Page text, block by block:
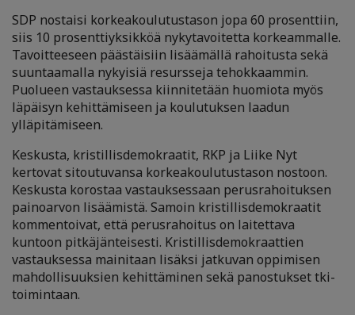
SDP nostaisi korkeakoulutustason jopa 60 prosenttiin,
siis 10 prosenttiyksikköä nykytavoitetta korkeammalle.
Tavoitteeseen päästäisiin lisäämällä rahoitusta sekä
suuntaamalla nykyisiä resursseja tehokkaammin.
Puolueen vastauksessa kiinnitetään huomiota myös
läpäisyn kehittämiseen ja koulutuksen laadun
ylläpitämiseen.
Keskusta, kristillisdemokraatit, RKP ja Liike Nyt
kertovat sitoutuvansa korkeakoulutustason nostoon.
Keskusta korostaa vastauksessaan perusrahoituksen
painoarvon lisäämistä. Samoin kristillisdemokraatit
kommentoivat, että perusrahoitus on laitettava
kuntoon pitkäjänteisesti. Kristillisdemokraattien
vastauksessa mainitaan lisäksi jatkuvan oppimisen
mahdollisuuksien kehittäminen sekä panostukset tki-
toimintaan.